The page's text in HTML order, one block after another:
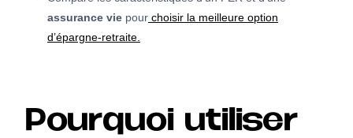
assurance vie pour choisir la meilleure option
d’épargne-retraite.
Pourquoi utiliser